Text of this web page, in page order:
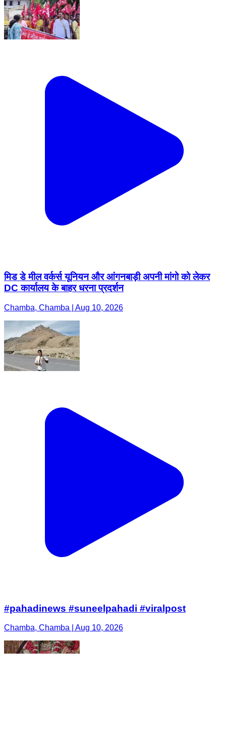
मिड डे मील वर्कर्स यूनियन और आंगनबाड़ी अपनी मांगो को लेकर
DC कार्यालय के बाहर धरना प्रदर्शन
Chamba, Chamba | Aug 10, 2026
#pahadinews #suneelpahadi #viralpost
Chamba, Chamba | Aug 10, 2026